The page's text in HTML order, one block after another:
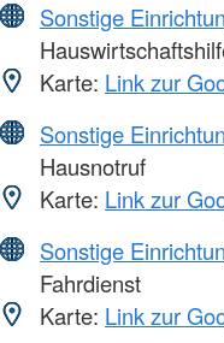
Sonstige
Karte: Link zur
Sonstige
Hausnotruf
Karte: Link zur
Sonstige
Fahrdienst
Karte: Link zur